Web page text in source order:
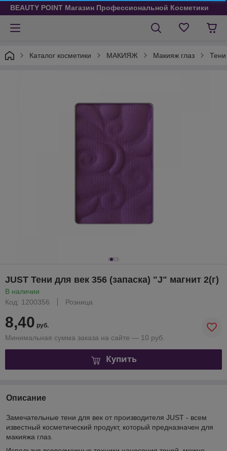
BEAUTY POINT Магазин Профессиональной Косметики
Каталог косметики МАКИЯЖ Макияж глаз Тени
JUST Тени для век 356 (запаска) "J" магнит 2(г)
В наличии
Код: 1200356
Розница
8,40 руб.
Минимальная сумма заказа на сайте — 10 руб.
Купить
Описание
Замечательные тени для век от производителя JUST - всем
известный косметический продукт, который предназначен для
макияжа глаз.